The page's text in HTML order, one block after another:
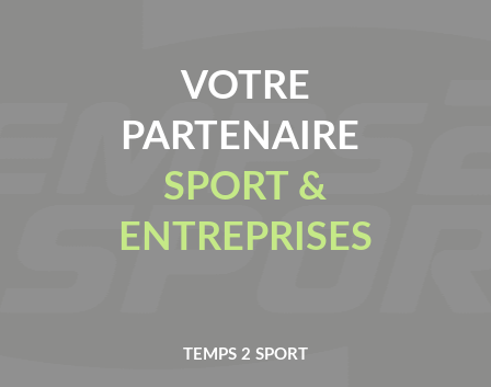
VOTRE
PARTENAIRE
SPORT &
ENTREPRISES
TEMPS 2 SPORT